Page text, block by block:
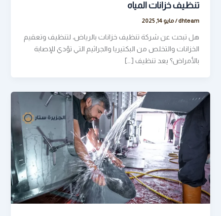
تنظيف خزانات المياه
dhteam
/مايو 14, 2025
هل تبحث عن شركة تنظيف خزانات بالرياض، لتنظيف وتعقيم
الخزانات والتخلص من البكتيريا والجراثيم التي تؤدي للإصابة
بالأمراض؟ يعد تنظيف […]